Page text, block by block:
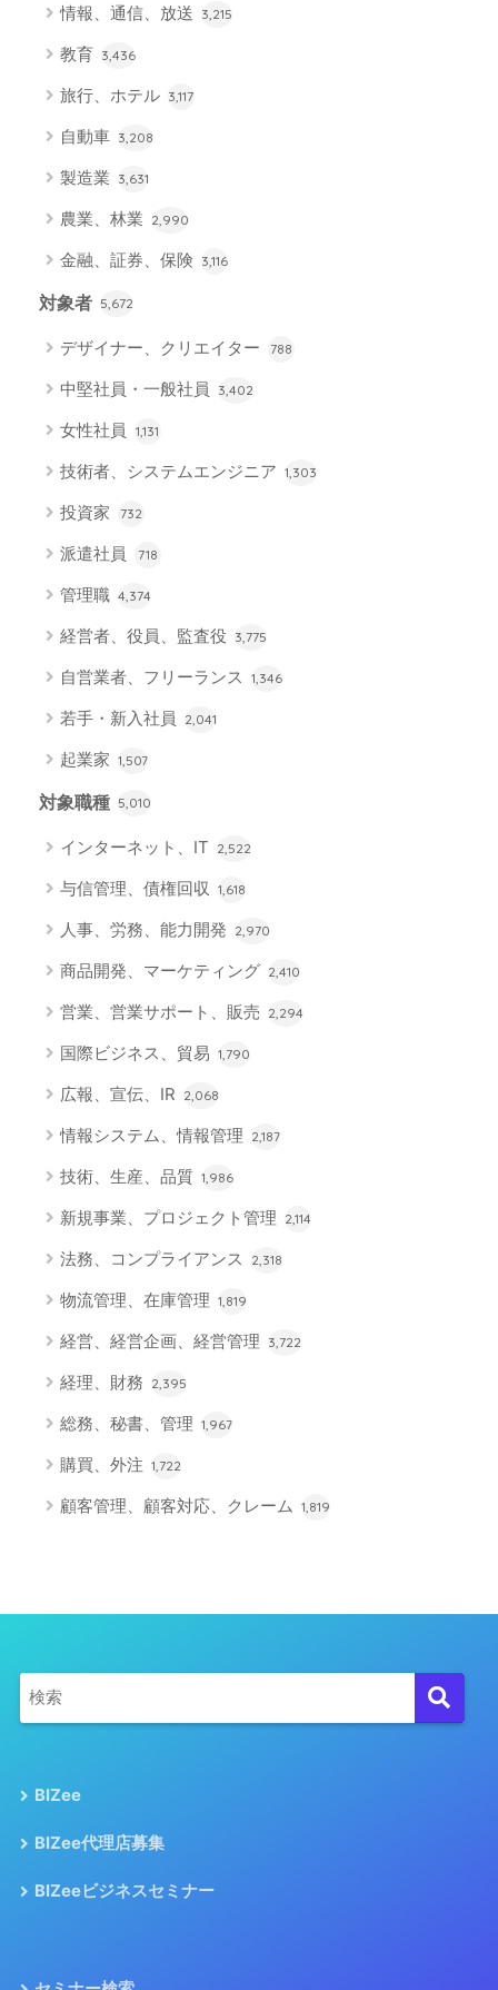
情報、通信、放送 3,215
教育 3,436
旅行、ホテル 3,117
自動車 3,208
製造業 3,631
農業、林業 2,990
金融、証券、保険 3,116
対象者 5,672
デザイナー、クリエイター 788
中堅社員・一般社員 3,402
女性社員 1,131
技術者、システムエンジニア 1,303
投資家 732
派遣社員 718
管理職 4,374
経営者、役員、監査役 3,775
自営業者、フリーランス 1,346
若手・新入社員 2,041
起業家 1,507
対象職種 5,010
インターネット、IT 2,522
与信管理、債権回収 1,618
人事、労務、能力開発 2,970
商品開発、マーケティング 2,410
営業、営業サポート、販売 2,294
国際ビジネス、貿易 1,790
広報、宣伝、IR 2,068
情報システム、情報管理 2,187
技術、生産、品質 1,986
新規事業、プロジェクト管理 2,114
法務、コンプライアンス 2,318
物流管理、在庫管理 1,819
経営、経営企画、経営管理 3,722
経理、財務 2,395
総務、秘書、管理 1,967
購買、外注 1,722
顧客管理、顧客対応、クレーム 1,819
BIZee
BIZee代理店募集
BIZeeビジネスセミナー